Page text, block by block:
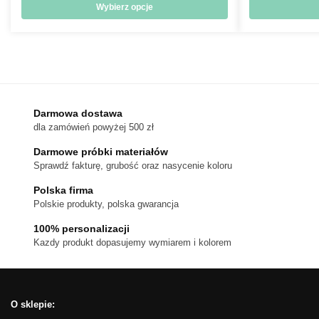
od
18 zł
Wybierz opcje
można
wybrać
na
produktu
Darmowa dostawa
dla zamówień powyżej 500 zł
Darmowe próbki materiałów
Sprawdź fakturę, grubość oraz nasycenie koloru
Polska firma
Polskie produkty, polska gwarancja
100% personalizacji
Kazdy produkt dopasujemy wymiarem i kolorem
O sklepie: